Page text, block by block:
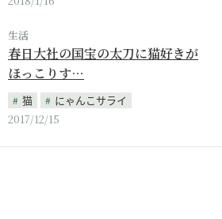
生活
春日大社の国宝の太刀に猫好きが
ほっこりす…
猫
にゃんこサライ
2017/12/15